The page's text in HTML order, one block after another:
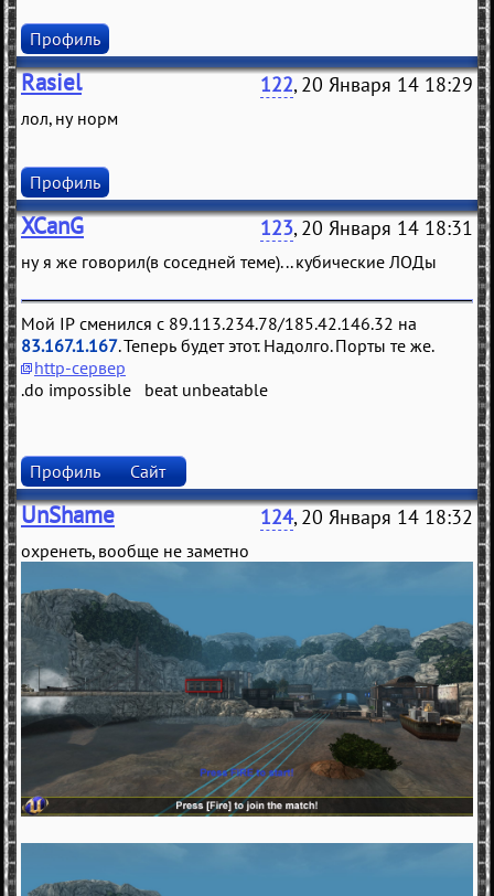
Профиль
Rasiel 122, 20 Января 14 18:29
лол, ну норм
Профиль
XCanG 123, 20 Января 14 18:31
ну я же говорил(в соседней теме)... кубические ЛОДы
Мой IP сменился с 89.113.234.78/185.42.146.32 на
83.167.1.167. Теперь будет этот. Надолго. Порты те же.
http-сервер
.do impossible beat unbeatable
Профиль Сайт
UnShame 124, 20 Января 14 18:32
охренеть, вообще не заметно